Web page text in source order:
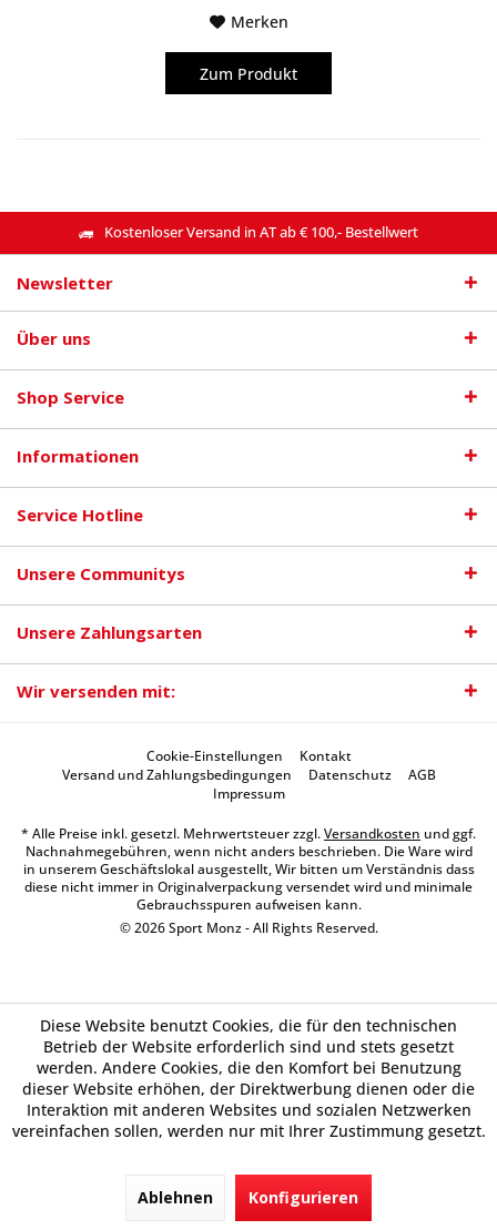
Merken
Zum Produkt
Kostenloser Versand in AT ab € 100,- Bestellwert
Newsletter
Über uns
Shop Service
Informationen
Service Hotline
Unsere Communitys
Unsere Zahlungsarten
Wir versenden mit:
Cookie-Einstellungen
Kontakt
Versand und Zahlungsbedingungen
Datenschutz
AGB
Impressum
* Alle Preise inkl. gesetzl. Mehrwertsteuer zzgl.Versandkosten und ggf.
Nachnahmegebühren, wenn nicht anders beschrieben. Die Ware wird
in unserem Geschäftslokal ausgestellt, Wir bitten um Verständnis dass
diese nicht immer in Originalverpackung versendet wird und minimale
Gebrauchsspuren aufweisen kann.
© 2026 Sport Monz - All Rights Reserved.
Diese Website benutzt Cookies, die für den technischen
Betrieb der Website erforderlich sind und stets gesetzt
werden. Andere Cookies, die den Komfort bei Benutzung
dieser Website erhöhen, der Direktwerbung dienen oder die
Interaktion mit anderen Websites und sozialen Netzwerken
vereinfachen sollen, werden nur mit Ihrer Zustimmung gesetzt.
Ablehnen Konfigurieren